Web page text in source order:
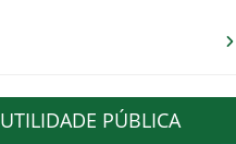
UTILIDADE PÚBLICA